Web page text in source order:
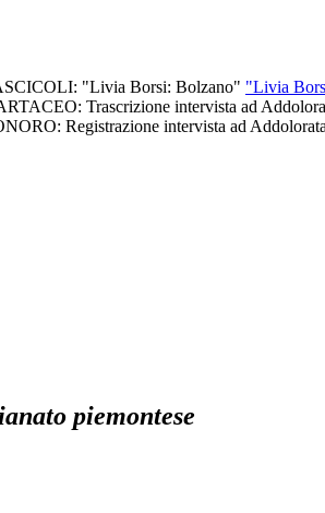
"Livia
piemontese